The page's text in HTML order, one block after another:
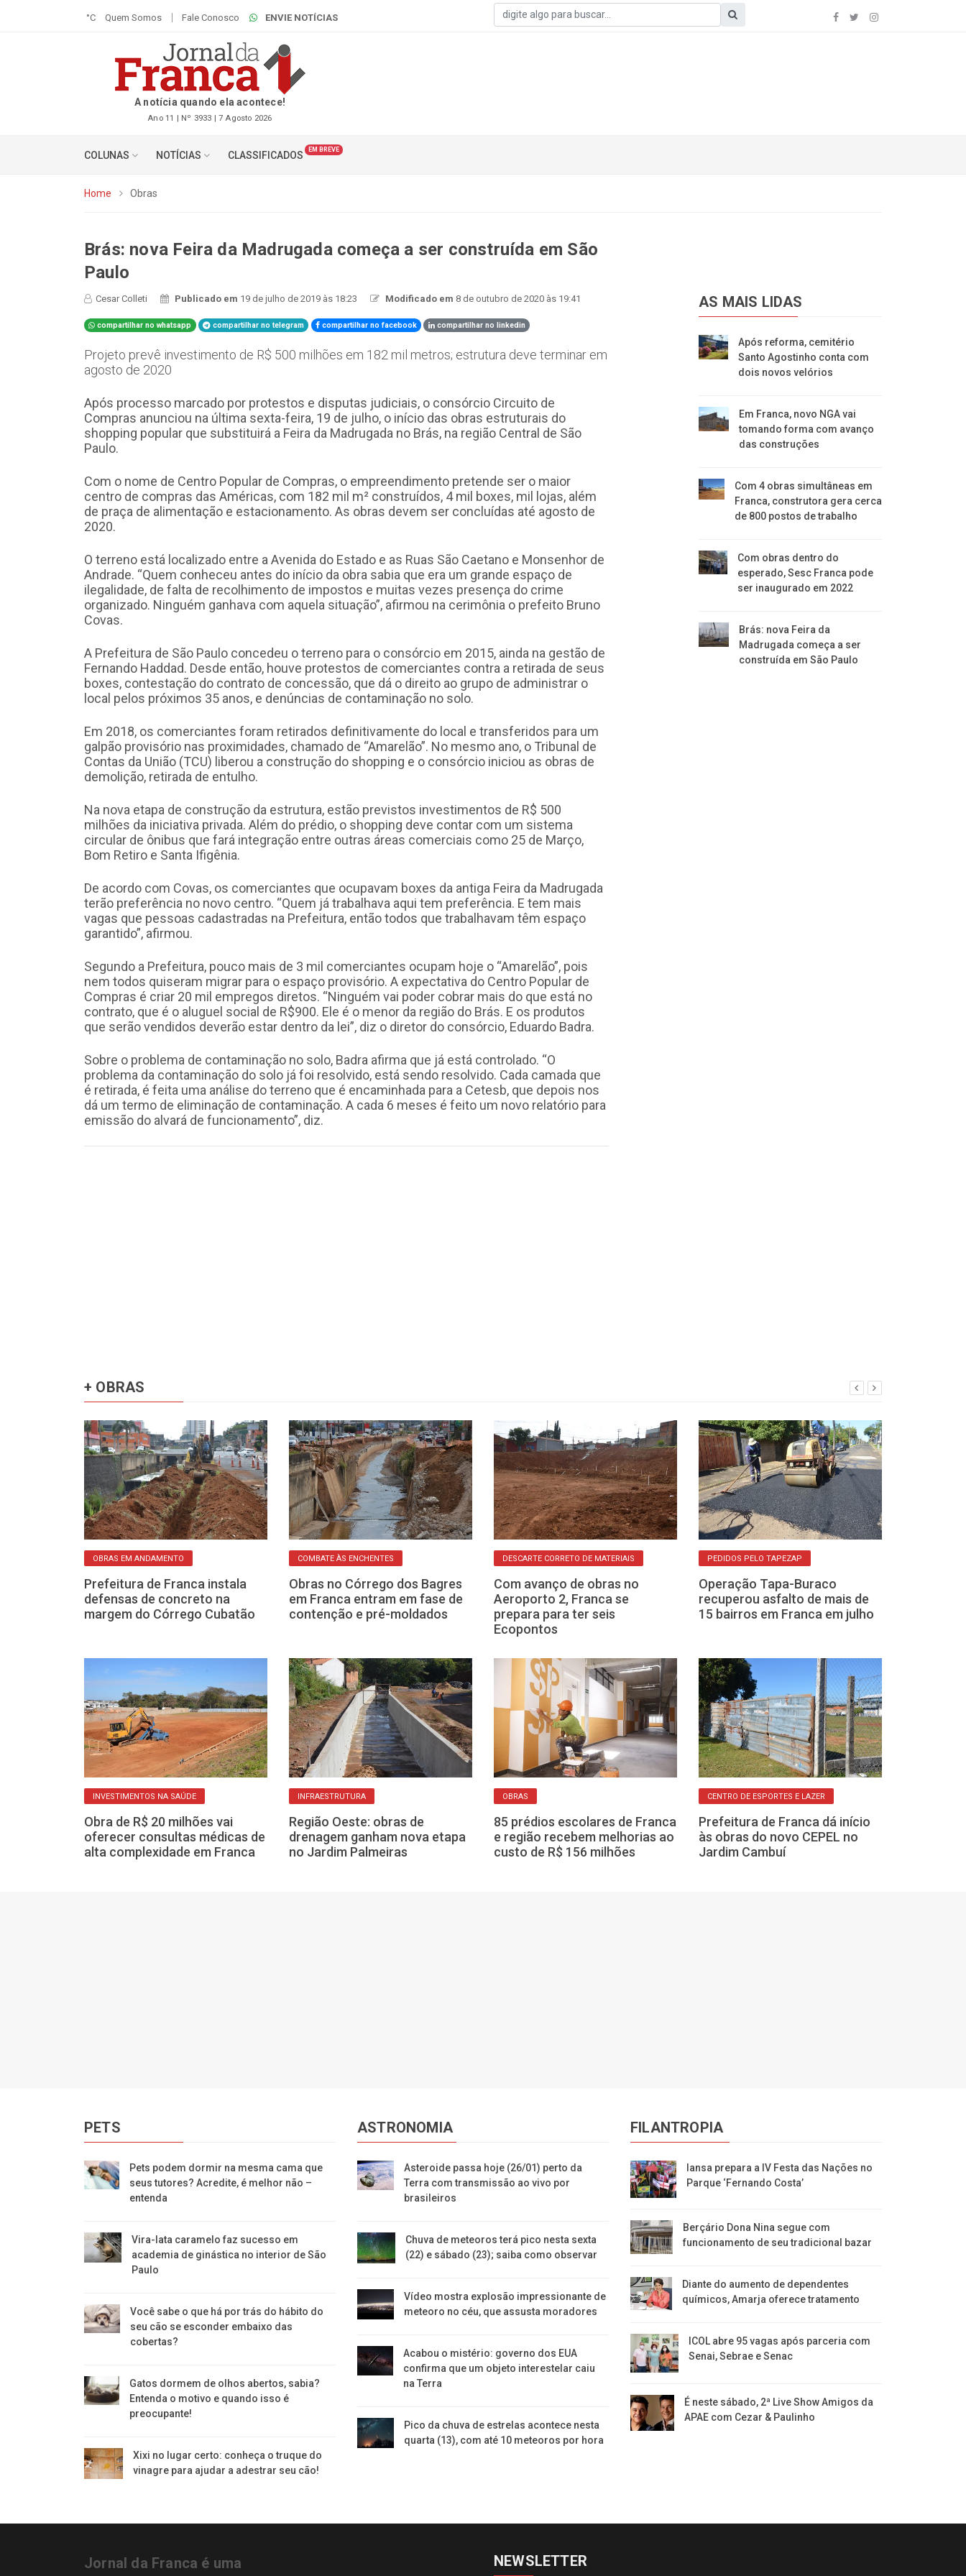
°C Quem Somos Fale Conosco ENVIE NOTÍCIAS
A notícia quando ela acontece!
Ano 11 | Nº 3933 | 7 Agosto 2026
COLUNAS NOTÍCIAS CLASSIFICADOS EM BREVE
Home Obras
Brás: nova Feira da Madrugada começa a ser construída em São
Paulo
Cesar Colleti Publicado em 19 de julho de 2019 às 18:23 Modificado em 8 de outubro de 2020 às 19:41
compartilhar no whatsapp compartilhar no telegram compartilhar no facebook compartilhar no linkedin
Projeto prevê investimento de R$ 500 milhões em 182 mil metros; estrutura deve terminar em
agosto de 2020
Após processo marcado por protestos e disputas judiciais, o consórcio Circuito de
Compras anunciou na última sexta-feira, 19 de julho, o início das obras estruturais do
shopping popular que substituirá a Feira da Madrugada no Brás, na região Central de São
Paulo.
Com o nome de Centro Popular de Compras, o empreendimento pretende ser o maior
centro de compras das Américas, com 182 mil m² construídos, 4 mil boxes, mil lojas, além
de praça de alimentação e estacionamento. As obras devem ser concluídas até agosto de
2020.
O terreno está localizado entre a Avenida do Estado e as Ruas São Caetano e Monsenhor de
Andrade. “Quem conheceu antes do início da obra sabia que era um grande espaço de
ilegalidade, de falta de recolhimento de impostos e muitas vezes presença do crime
organizado. Ninguém ganhava com aquela situação”, afirmou na cerimônia o prefeito Bruno
Covas.
A Prefeitura de São Paulo concedeu o terreno para o consórcio em 2015, ainda na gestão de
Fernando Haddad. Desde então, houve protestos de comerciantes contra a retirada de seus
boxes, contestação do contrato de concessão, que dá o direito ao grupo de administrar o
local pelos próximos 35 anos, e denúncias de contaminação no solo.
Em 2018, os comerciantes foram retirados definitivamente do local e transferidos para um
galpão provisório nas proximidades, chamado de “Amarelão”. No mesmo ano, o Tribunal de
Contas da União (TCU) liberou a construção do shopping e o consórcio iniciou as obras de
demolição, retirada de entulho.
Na nova etapa de construção da estrutura, estão previstos investimentos de R$ 500
milhões da iniciativa privada. Além do prédio, o shopping deve contar com um sistema
circular de ônibus que fará integração entre outras áreas comerciais como 25 de Março,
Bom Retiro e Santa Ifigênia.
De acordo com Covas, os comerciantes que ocupavam boxes da antiga Feira da Madrugada
terão preferência no novo centro. “Quem já trabalhava aqui tem preferência. E tem mais
vagas que pessoas cadastradas na Prefeitura, então todos que trabalhavam têm espaço
garantido”, afirmou.
Segundo a Prefeitura, pouco mais de 3 mil comerciantes ocupam hoje o “Amarelão”, pois
nem todos quiseram migrar para o espaço provisório. A expectativa do Centro Popular de
Compras é criar 20 mil empregos diretos. “Ninguém vai poder cobrar mais do que está no
contrato, que é o aluguel social de R$900. Ele é o menor da região do Brás. E os produtos
que serão vendidos deverão estar dentro da lei”, diz o diretor do consórcio, Eduardo Badra.
Sobre o problema de contaminação no solo, Badra afirma que já está controlado. “O
problema da contaminação do solo já foi resolvido, está sendo resolvido. Cada camada que
é retirada, é feita uma análise do terreno que é encaminhada para a Cetesb, que depois nos
dá um termo de eliminação de contaminação. A cada 6 meses é feito um novo relatório para
emissão do alvará de funcionamento”, diz.
AS MAIS LIDAS
Após reforma, cemitério
Santo Agostinho conta com
dois novos velórios
Em Franca, novo NGA vai
tomando forma com avanço
das construções
Com 4 obras simultâneas em
Franca, construtora gera cerca
de 800 postos de trabalho
Com obras dentro do
esperado, Sesc Franca pode
ser inaugurado em 2022
Brás: nova Feira da
Madrugada começa a ser
construída em São Paulo
+ OBRAS
OBRAS EM ANDAMENTO
Prefeitura de Franca instala
defensas de concreto na
margem do Córrego Cubatão
COMBATE ÀS ENCHENTES
Obras no Córrego dos Bagres
em Franca entram em fase de
contenção e pré-moldados
DESCARTE CORRETO DE MATERIAIS
Com avanço de obras no
Aeroporto 2, Franca se
prepara para ter seis
Ecopontos
PEDIDOS PELO TAPEZAP
Operação Tapa-Buraco
recuperou asfalto de mais de
15 bairros em Franca em julho
INVESTIMENTOS NA SAÚDE
Obra de R$ 20 milhões vai
oferecer consultas médicas de
alta complexidade em Franca
INFRAESTRUTURA
Região Oeste: obras de
drenagem ganham nova etapa
no Jardim Palmeiras
OBRAS
85 prédios escolares de Franca
e região recebem melhorias ao
custo de R$ 156 milhões
CENTRO DE ESPORTES E LAZER
Prefeitura de Franca dá início
às obras do novo CEPEL no
Jardim Cambuí
PETS
Pets podem dormir na mesma cama que
seus tutores? Acredite, é melhor não –
entenda
Vira-lata caramelo faz sucesso em
academia de ginástica no interior de São
Paulo
Você sabe o que há por trás do hábito do
seu cão se esconder embaixo das
cobertas?
Gatos dormem de olhos abertos, sabia?
Entenda o motivo e quando isso é
preocupante!
Xixi no lugar certo: conheça o truque do
vinagre para ajudar a adestrar seu cão!
ASTRONOMIA
Asteroide passa hoje (26/01) perto da
Terra com transmissão ao vivo por
brasileiros
Chuva de meteoros terá pico nesta sexta
(22) e sábado (23); saiba como observar
Vídeo mostra explosão impressionante de
meteoro no céu, que assusta moradores
Acabou o mistério: governo dos EUA
confirma que um objeto interestelar caiu
na Terra
Pico da chuva de estrelas acontece nesta
quarta (13), com até 10 meteoros por hora
FILANTROPIA
Iansa prepara a IV Festa das Nações no
Parque ‘Fernando Costa’
Berçário Dona Nina segue com
funcionamento de seu tradicional bazar
Diante do aumento de dependentes
químicos, Amarja oferece tratamento
ICOL abre 95 vagas após parceria com
Senai, Sebrae e Senac
É neste sábado, 2ª Live Show Amigos da
APAE com Cezar & Paulinho
Jornal da Franca é uma
NEWSLETTER